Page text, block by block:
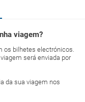
viagem?
os bilhetes electrónicos.
será enviada por
da sua viagem nos